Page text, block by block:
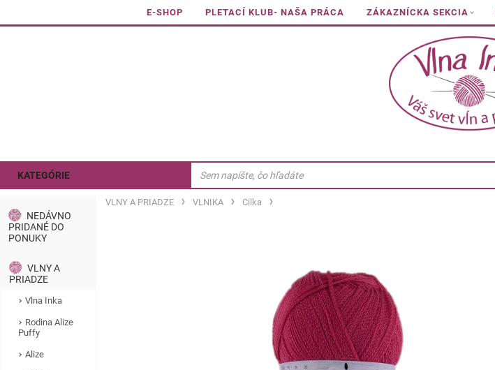
E-SHOP PLETACÍ KLUB- NAŠA PRÁCA ZÁKAZNÍCKA SEKCIA
KATEGÓRIE
NEDÁVNO
PRIDANÉ DO
PONUKY
VLNY A
PRIADZE
Vlna Inka
Rodina Alize
Puffy
Alize
VLNY A PRIADZE VLNIKA Cilka